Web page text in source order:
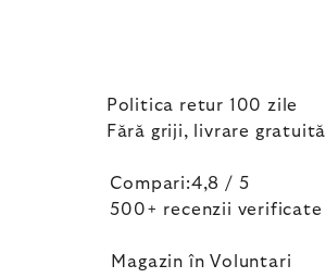
Politica retur 100 zile
Fără griji, livrare gratuită
Compari:4,8 / 5
500+ recenzii verificate
Magazin în Voluntari